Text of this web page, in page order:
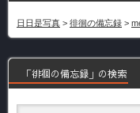
日日是写真 > 徘徊の備忘録 >
「徘徊の備忘録」の検索